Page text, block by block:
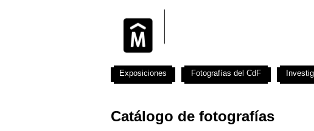
Catálogo de fotografías
Exposiciones Fotografías del CdF